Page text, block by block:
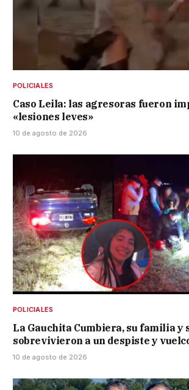
POLICIALES
Caso Leila: las agresoras fueron
«lesiones leves»
10 de agosto de 2026
POLICIALES
La Gauchita Cumbiera, su familia y
sobrevivieron a un despiste y
10 de agosto de 2026